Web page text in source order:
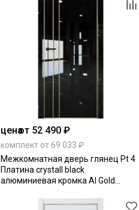
ценаот 52 490 ₽
комплект от 69 033 ₽
Межкомнатная дверь глянец Pt 4
Платина crystall black
алюминиевая кромка Al Gold